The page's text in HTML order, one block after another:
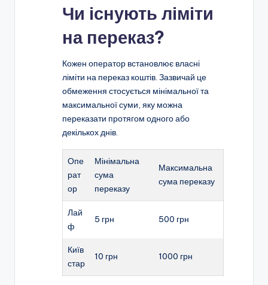
Чи існують ліміти
на переказ?
Кожен оператор встановлює власні
ліміти на переказ коштів. Зазвичай це
обмеження стосується мінімальної та
максимальної суми, яку можна
переказати протягом одного або
декількох днів.
Опе
рат
ор
Мінімальна
сума
переказу
Максимальна
сума переказу
Лай
ф
5 грн 500 грн
Київ
стар
10 грн 1000 грн